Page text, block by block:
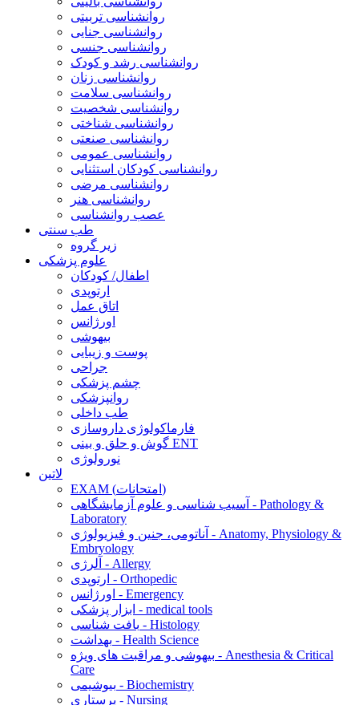
روانشناسی تربیتی
روانشناسی جنایی
روانشناسی جنسی
روانشناسی رشد و کودک
روانشناسی زنان
روانشناسی سلامت
روانشناسی شخصیت
روانشناسی شناختی
روانشناسی صنعتی
روانشناسی عمومی
روانشناسی کودکان استثنایی
روانشناسی مرضی
روانشناسی هنر
عصب روانشناسی
طب سنتی
زیر گروه
علوم پزشکی
اطفال/ کودکان
ارتوپدی
اتاق عمل
اورژانس
بیهوشی
پوست و زیبایی
جراحی
چشم پزشکی
روانپزشکی
طب داخلی
فارماکولوژی داروسازی
گوش و حلق و بینی ENT
نورولوژی
لاتین
EXAM (امتحانات)
آسیب شناسی و علوم آزمایشگاهی - Pathology &
Laboratory
آناتومی، جنین و فیزیولوژی - Anatomy, Physiology &
Embryology
آلرژی - Allergy
ارتوپدی - Orthopedic
اورژانس - Emergency
ابزار پزشکی - medical tools
بافت شناسی - Histology
بهداشت - Health Science
بیهوشی و مراقبت های ویژه - Anesthesia & Critical
Care
بیوشیمی - Biochemistry
پرستاری - Nursing